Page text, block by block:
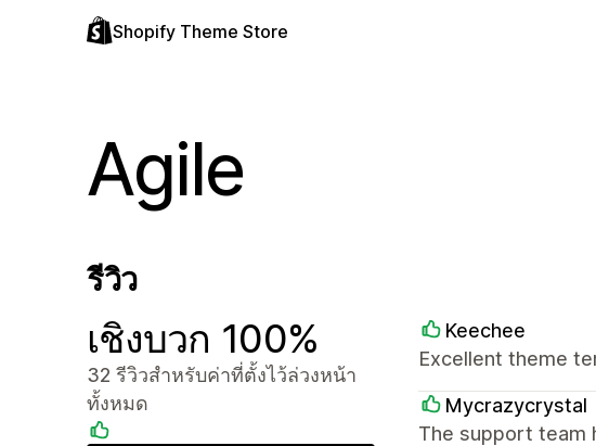
Shopify Theme Store
Agile
รีวิว
เชิงบวก 100%
32 รีวิวสำหรับค่าที่ตั้งไว้ล่วงหน้า
ทั้งหมด
Keechee
Excellent theme
Mycrazycrystal
The support team